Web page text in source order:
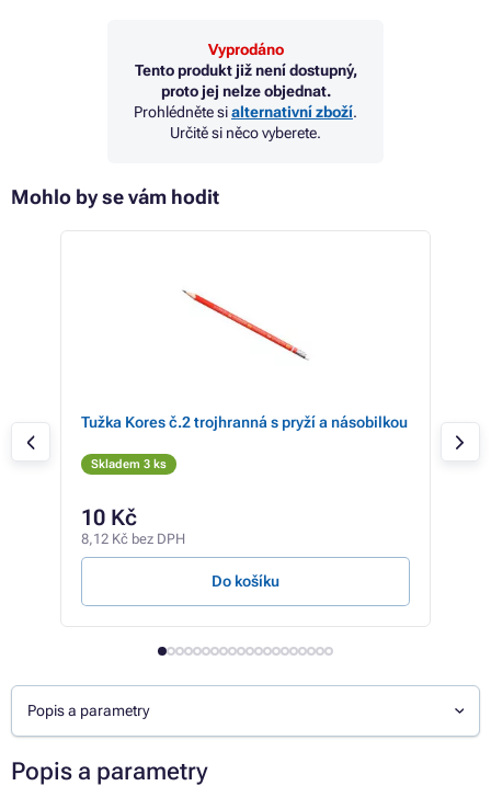
Vyprodáno
Tento produkt již není dostupný,
proto jej nelze objednat.
Prohlédněte sialternativní zboží.
Určitě si něco vyberete.
Mohlo by se vám hodit
Tužka Kores č.2 trojhranná s pryží a násobilkou
Skladem 3 ks
10 Kč
8,12 Kč bez DPH
Do košíku
Popis a parametry
Popis a parametry